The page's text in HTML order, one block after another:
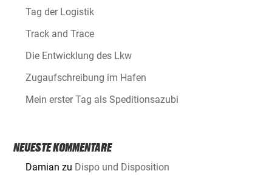
Tag der Logistik
Track and Trace
Die Entwicklung des Lkw
Zugaufschreibung im Hafen
Mein erster Tag als Speditionsazubi
NEUESTE KOMMENTARE
Damian zu Dispo und Disposition